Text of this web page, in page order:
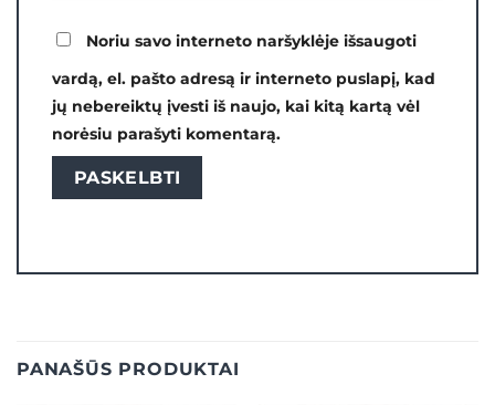
Noriu savo interneto naršyklėje išsaugoti
vardą, el. pašto adresą ir interneto puslapį, kad
jų nebereiktų įvesti iš naujo, kai kitą kartą vėl
norėsiu parašyti komentarą.
PANAŠŪS PRODUKTAI